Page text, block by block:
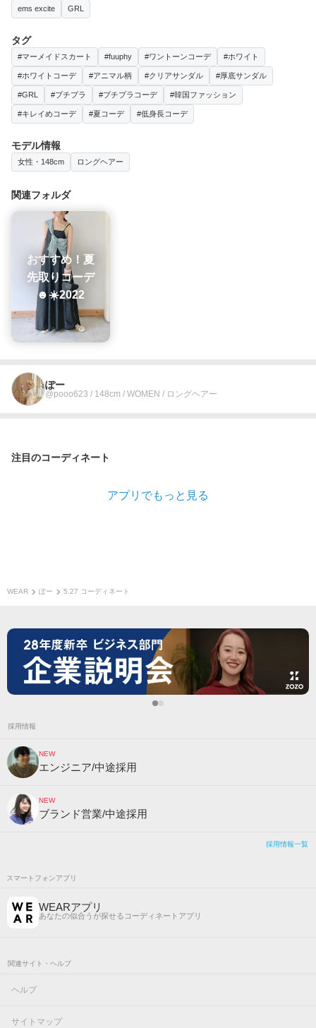
ems excite GRL
タグ
#マーメイドスカート #fuuphy #ワントーンコーデ #ホワイト
#ホワイトコーデ #アニマル柄 #クリアサンダル #厚底サンダル
#GRL #プチプラ #プチプラコーデ #韓国ファッション
#キレイめコーデ #夏コーデ #低身長コーデ
モデル情報
女性・148cm ロングヘアー
関連フォルダ
おすすめ！夏
先取りコーデ
☻☀️2022
ぽー
@pooo623 / 148cm / WOMEN / ロングヘアー
注目のコーディネート
アプリでもっと見る
WEAR ぽー 5.27 コーディネート
採用情報
NEW
エンジニア/中途採用
NEW
ブランド営業/中途採用
採用情報一覧
スマートフォンアプリ
WEARアプリ
あなたの似合うが探せるコーディネートアプリ
関連サイト・ヘルプ
ヘルプ
サイトマップ